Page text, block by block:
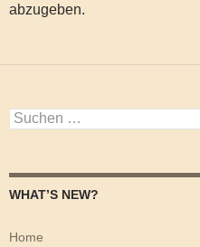
abzugeben.
Suchen
nach:
WHAT’S NEW?
Home